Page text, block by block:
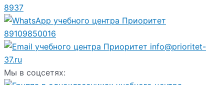
8937
89109850016
info@prioritet-
37.ru
Мы в соцсетях: